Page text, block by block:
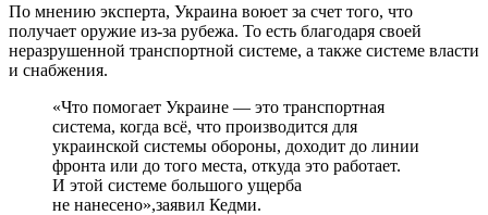
По мнению эксперта, Украина воюет за счет того, что
получает оружие из-за рубежа. То есть благодаря своей
неразрушенной транспортной системе, а также системе власти
и снабжения.
«Что помогает Украине — это транспортная
система, когда всё, что производится для
украинской системы обороны, доходит до линии
фронта или до того места, откуда это работает.
И этой системе большого ущерба
не нанесено»,заявил Кедми.